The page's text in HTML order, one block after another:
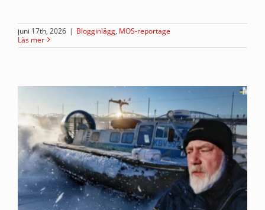
juni 17th, 2026 | Blogginlägg, MOS-reportage
Läs mer